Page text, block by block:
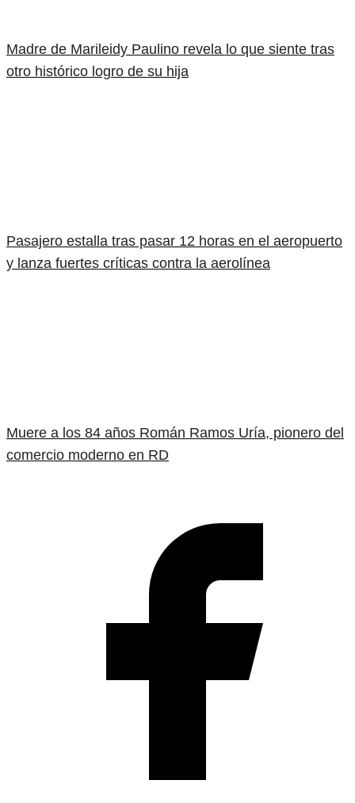
Madre de Marileidy Paulino revela lo que siente tras
otro histórico logro de su hija
Pasajero estalla tras pasar 12 horas en el aeropuerto
y lanza fuertes críticas contra la aerolínea
Muere a los 84 años Román Ramos Uría, pionero del
comercio moderno en RD